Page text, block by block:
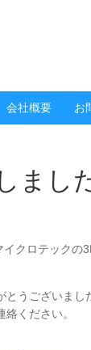
会社概要 お
まし
クロテックの
うございまし
ください。